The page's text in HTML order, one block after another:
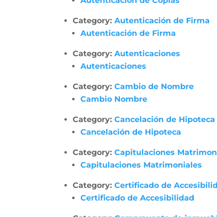
Category:Autenticación de Firma
Autenticación de Firma
Category:Autenticaciones
Autenticaciones
Category:Cambio de Nombre
Cambio Nombre
Category:Cancelación de Hipoteca
Cancelación de Hipoteca
Category:Capitulaciones
Capitulaciones Matrimoniales
Category:Certificado de
Certificado de Accesibilidad